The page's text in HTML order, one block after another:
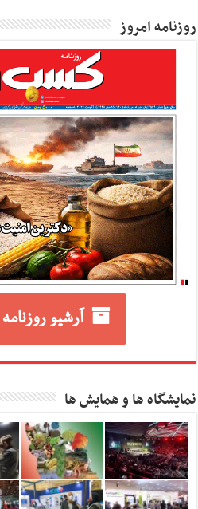
روزنامه امروز
آرشیو
نمایشگاه ها و همایش ها